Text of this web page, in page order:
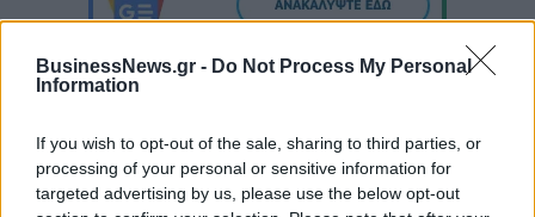
BusinessNews.gr - Do Not Process My Personal
Information
If you wish to opt-out of the sale, sharing to third parties, or
processing of your personal or sensitive information for
targeted advertising by us, please use the below opt-out